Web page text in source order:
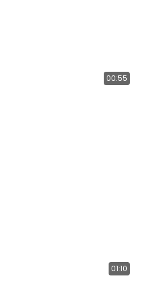
00:55
01:10